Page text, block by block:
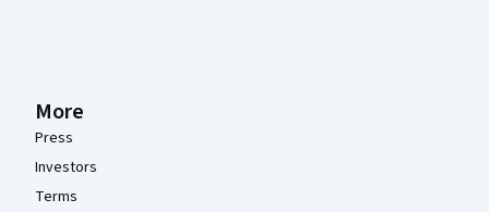
More
Press
Investors
Terms